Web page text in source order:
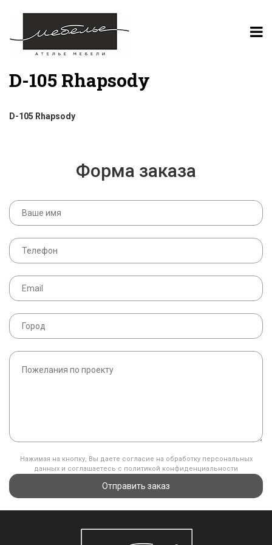
D-105 Rhapsody
D-105 Rhapsody
Форма заказа
Нажимая на кнопку, Вы даете согласие на обработку персональных
данных и соглашаетесь с политикой конфиденциальности
Отправить заказ